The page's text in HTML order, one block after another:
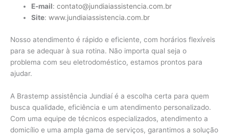
E-mail:contato@jundiaiassistencia.com.br
Site:www.jundiaiassistencia.com.br
Nosso atendimento é rápido e eficiente, com horários flexíveis
para se adequar à sua rotina. Não importa qual seja o
problema com seu eletrodoméstico, estamos prontos para
ajudar.
A Brastemp assistência Jundiaí é a escolha certa para quem
busca qualidade, eficiência e um atendimento personalizado.
Com uma equipe de técnicos especializados, atendimento a
domicílio e uma ampla gama de serviços, garantimos a solução